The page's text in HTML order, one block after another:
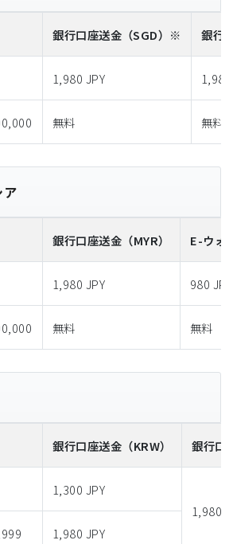
銀行口座送金 （SGD）※ 銀行
1,980 JPY
無料 無料
ア
銀行口座送金 （MYR） E-ウォ
1,980 JPY 980 JPY
無料 無料
銀行口座送金 （KRW） 銀行口
1,300 JPY
1,980
1,980 JPY